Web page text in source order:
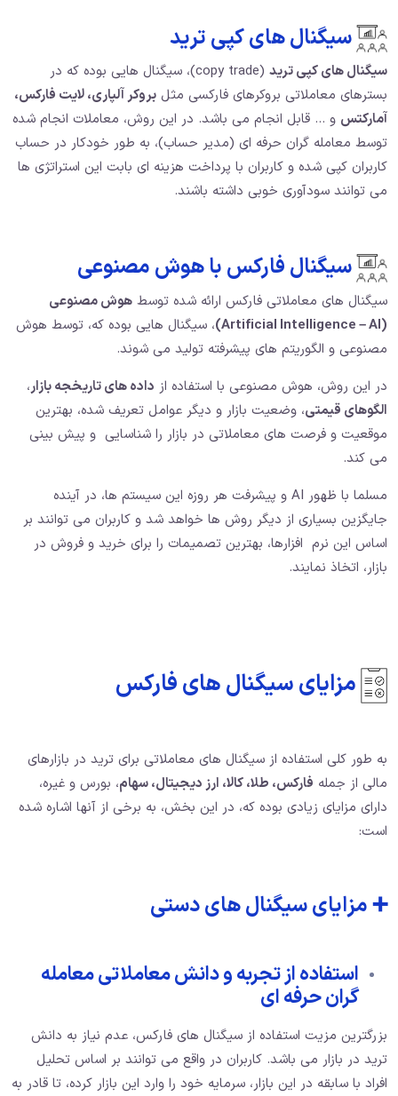
سیگنال های کپی ترید
سیگنال های کپی ترید
(copy trade)، سیگنال هایی بوده که در
بسترهای معاملاتی بروکرهای فارکسی مثل بروکر آلپاری، لایت فارکس،
آمارکتس و … قابل انجام می باشد. در این روش، معاملات انجام شده
توسط معامله گران حرفه ای (مدیر حساب)، به طور خودکار در حساب
کاربران کپی شده و کاربران با پرداخت هزینه ای بابت این استراتژی ها
می توانند سودآوری خوبی داشته باشند.
سیگنال فارکس با هوش مصنوعی
سیگنال های معاملاتی فارکس ارائه شده توسط هوش مصنوعی
(Artificial Intelligence – AI)
، سیگنال هایی بوده که، توسط هوش
مصنوعی و الگوریتم های پیشرفته تولید می شوند.
در این روش، هوش مصنوعی با استفاده از داده های تاریخجه بازار،
الگوهای قیمتی، وضعیت بازار و دیگر عوامل تعریف شده، بهترین
موقعیت و فرصت های معاملاتی در بازار را شناسایی و پیش بینی
می کند.
مسلما با ظهور AI و پیشرفت هر روزه این سیستم ها، در آینده
جایگزین بسیاری از دیگر روش ها خواهد شد و کاربران می توانند بر
اساس این نرم افزارها، بهترین تصمیمات را برای خرید و فروش در
بازار، اتخاذ نمایند.
مزایای سیگنال های فارکس
به طور کلی استفاده از سیگنال های معاملاتی برای ترید در بازارهای
مالی از جمله فارکس، طلا، کالا، ارز دیجیتال، سهام، بورس و غیره،
دارای مزایای زیادی بوده که، در این بخش، به برخی از آنها اشاره شده
است:
➕ مزایای سیگنال های دستی
استفاده از تجربه و دانش معاملاتی معامله
گران حرفه ای
بزرگترین مزیت استفاده از سیگنال های فارکس، عدم نیاز به دانش
ترید در بازار می باشد. کاربران در واقع می توانند بر اساس تحلیل
افراد با سابقه در این بازار، سرمایه خود را وارد این بازار کرده، تا قادر به